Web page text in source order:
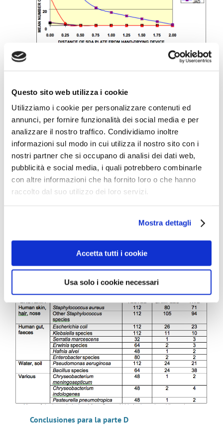
Questo sito web utilizza i cookie
Utilizziamo i cookie per personalizzare contenuti ed
annunci, per fornire funzionalità dei social media e per
analizzare il nostro traffico. Condividiamo inoltre
informazioni sul modo in cui utilizza il nostro sito con i
nostri partner che si occupano di analisi dei dati web,
pubblicità e social media, i quali potrebbero combinarle
con altre informazioni che ha fornito loro o che hanno
raccolto dal suo utilizzo dei loro servizi.
Mostra dettagli
Accetta tutti i cookie
Usa solo i cookie necessari
Conclusión para la parte C
Los resultados mostraron que el Secador de Chorro
de aire dispersa la contaminación en las manos a
distancias de hasta 2,00 metros. Las Toallas de
Papel desempeñaron mejor que el Secador de Aire
Caliente directamente debajo del dispositivo, pero
ambos métodos de secado de manos no mostraron
una dispersión significativa más allá de 0,25
metros, a diferencia de los Secadores de Chorro de
Aire.
Secadores de Chorro de Aire en baños públicos.
midieron en los baños masculinos y femeninos de una
estación de tren principal de Londres, en diferentes
Conclusiones para la parte D